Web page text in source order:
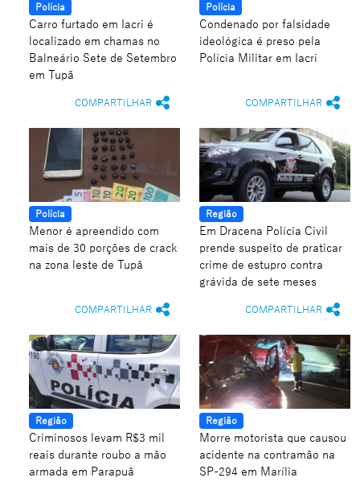
Polícia
Carro furtado em Iacri é
localizado em chamas no
Balneário Sete de Setembro
em Tupã
COMPARTILHAR
Polícia
Condenado por falsidade
ideológica é preso pela
Polícia Militar em Iacri
COMPARTILHAR
Polícia
Menor é apreendido com
mais de 30 porções de crack
na zona leste de Tupã
COMPARTILHAR
Região
Em Dracena Polícia Civil
prende suspeito de praticar
crime de estupro contra
grávida de sete meses
COMPARTILHAR
Região
Criminosos levam R$3 mil
reais durante roubo a mão
armada em Parapuã
Região
Morre motorista que causou
acidente na contramão na
SP-294 em Marília